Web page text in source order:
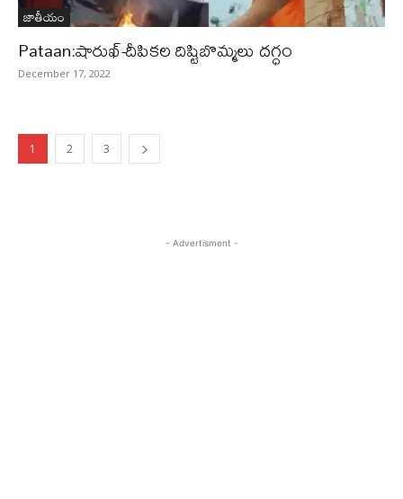
జాతీయం
Pataan:షారుఖ్-దీపికల దిష్టిబొమ్మలు దగ్ధం
December 17, 2022
1 2 3
- Advertisment -